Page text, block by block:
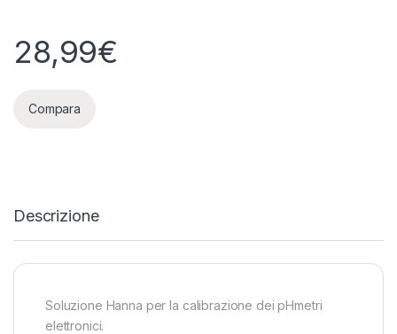
28,99€
Compara
Descrizione
Soluzione Hanna per la calibrazione dei pHmetri
elettronici.